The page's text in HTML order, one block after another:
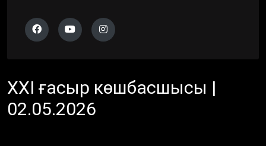
XXI ғасыр көшбасшысы |
02.05.2026